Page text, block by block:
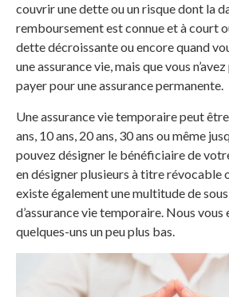
couvrir une dette ou un risque dont la
remboursement est connue et à court
dette décroissante ou encore quand
une assurance vie, mais que vous
payer pour une assurance permanente.
Une assurance vie temporaire peut être
ans, 10 ans, 20 ans, 30 ans ou même
pouvez désigner le bénéficiaire de
en désigner plusieurs à titre révocable
existe également une multitude de
d’assurance vie temporaire. Nous vous
quelques-uns un peu plus bas.